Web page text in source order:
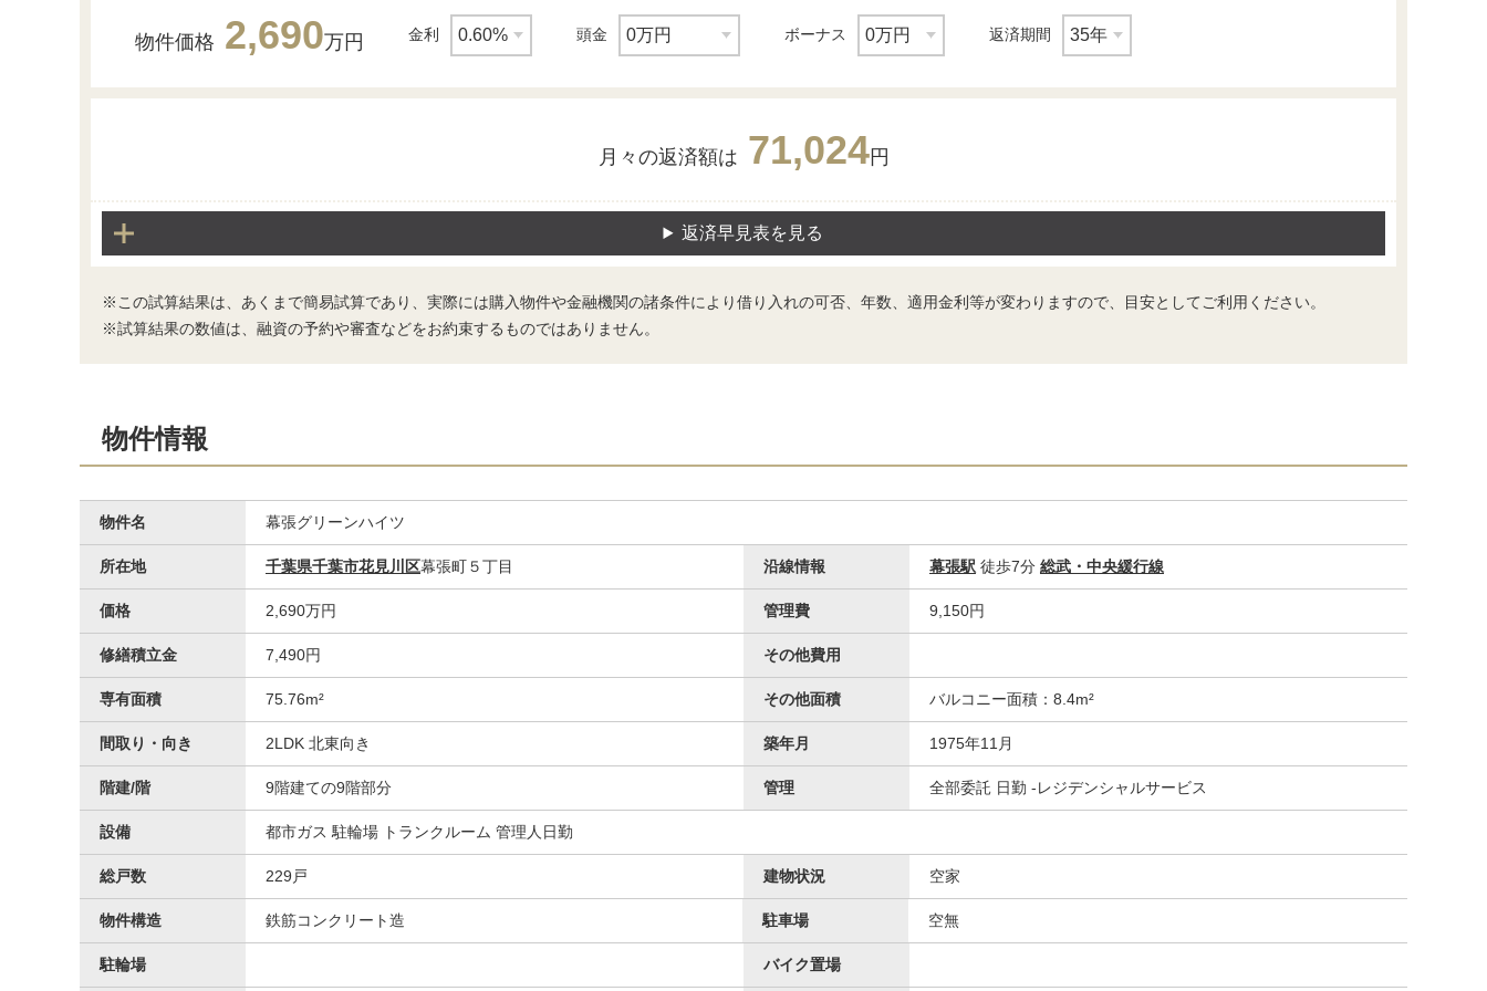
バス
洋室
物件価格 2,690万円 金利 頭金 ボーナス 返済期間
月々の返済額は 71,024円
返済早見表を見る
※この試算結果は、あくまで簡易試算であり、実際には購入物件や金融機関の諸条件により借り入れの可否、年数、適用金利等が変わりますので、目安としてご利用ください。
※試算結果の数値は、融資の予約や審査などをお約束するものではありません。
物件情報
物件名 幕張グリーンハイツ
所在地 千葉県千葉市花見川区幕張町５丁目 沿線情報 幕張駅 徒歩7分 総武・中央緩行線
価格 2,690万円 管理費 9,150円
修繕積立金 7,490円 その他費用
専有面積 75.76m² その他面積 バルコニー面積：8.4m²
間取り・向き 2LDK 北東向き 築年月 1975年11月
階建/階 9階建ての9階部分 管理 全部委託 日勤 -レジデンシャルサービス
設備 都市ガス 駐輪場 トランクルーム 管理人日勤
総戸数 229戸 建物状況 空家
物件構造 鉄筋コンクリート造 駐車場 空無
駐輪場 バイク置場